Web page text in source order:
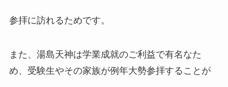
参拝に訪れるためです。
また、湯島天神は学業成就のご利益で有名なた
め、受験生やその家族が例年大勢参拝することが